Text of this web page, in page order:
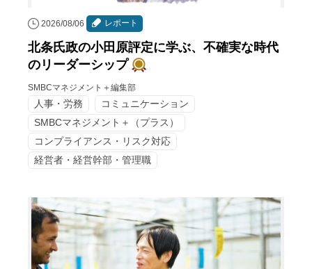
2026/08/06 レポート
北条氏政の小田原評定に学ぶ、不確実な時代
のリーダーシップ
SMBCマネジメント＋編集部
人事・労務
コミュニケーション
SMBCマネジメント＋（プラス）
コンプライアンス・リスク対応
経営者・経営幹部・管理職